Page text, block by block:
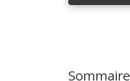
Sommaire